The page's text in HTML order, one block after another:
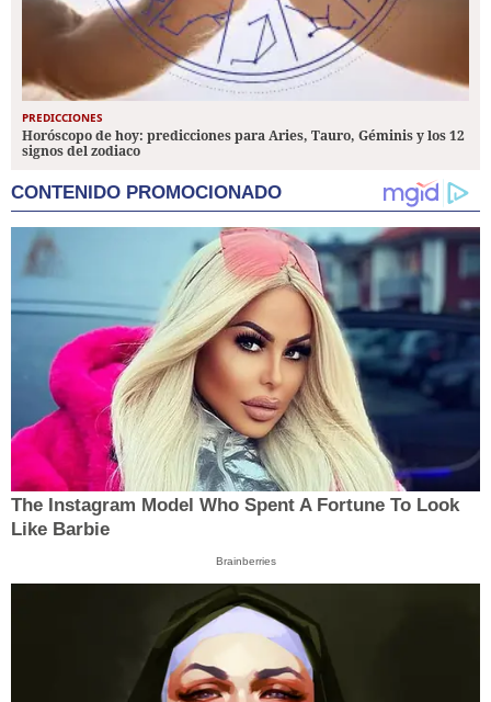
PREDICCIONES
Horóscopo de hoy: predicciones para Aries, Tauro, Géminis y los 12
signos del zodiaco
CONTENIDO PROMOCIONADO
The Instagram Model Who Spent A Fortune To Look
Like Barbie
Brainberries